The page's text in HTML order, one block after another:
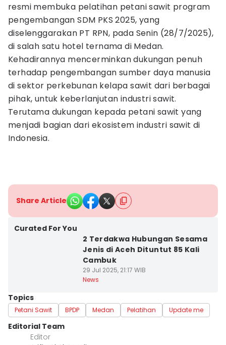
resmi membuka pelatihan petani sawit program
pengembangan SDM PKS 2025, yang
diselenggarakan PT RPN, pada Senin (28/7/2025),
di salah satu hotel ternama di Medan.
Kehadirannya mencerminkan dukungan penuh
terhadap pengembangan sumber daya manusia
di sektor perkebunan kelapa sawit dari berbagai
pihak, untuk keberlanjutan industri sawit.
Terutama dukungan kepada petani sawit yang
menjadi bagian dari ekosistem industri sawit di
Indonesia.
Share Article
Curated For You
2 Terdakwa Hubungan Sesama
Jenis di Aceh Dituntut 85 Kali
Cambuk
29 Jul 2025, 21:17 WIB
News
Topics
Petani Sawit BPDP Medan Pelatihan Update me
Editorial Team
Editor